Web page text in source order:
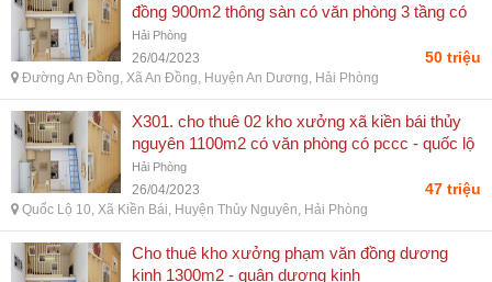
đồng 900m2 thông sàn có văn phòng 3 tầng có
pccc điện 3 - đường an đồng, xã an đồng, huyện
an dương, hải phòng
Hải Phòng
26/04/2023 50 triệu
Đường An Đồng, Xã An Đồng, Huyện An Dương, Hải Phòng
X301. cho thuê 02 kho xưởng xã kiền bái thủy
nguyên 1100m2 có văn phòng có pccc - quốc lộ
10, xã kiền bái, huyện thủy nguyên, hải phòng
Hải Phòng
26/04/2023 47 triệu
Quốc Lộ 10, Xã Kiền Bái, Huyện Thủy Nguyên, Hải Phòng
Cho thuê kho xưởng phạm văn đồng dương
kinh 1300m2 - quận dương kinh